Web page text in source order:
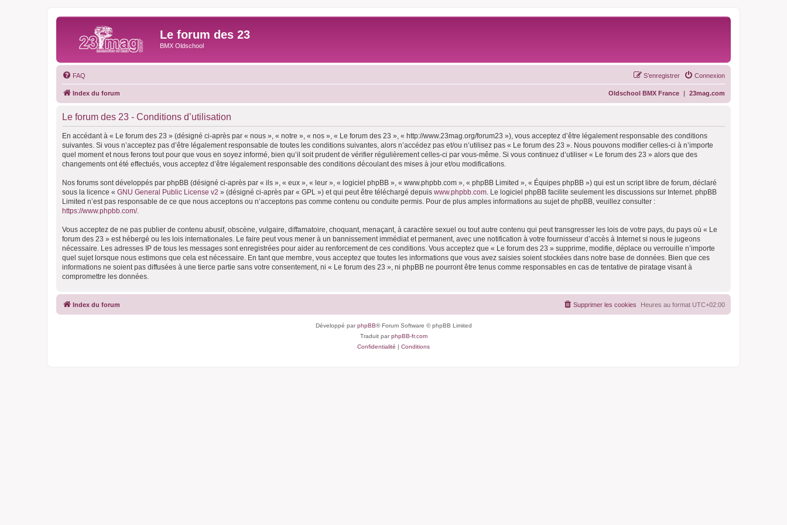
Le forum des 23
BMX Oldschool
FAQ Connexion
S’enregistrer
Index du forum 23mag.com
|
Oldschool BMX France
Le forum des 23 - Conditions d’utilisation
En accédant à « Le forum des 23 » (désigné ci-après par « nous », « notre », « nos », « Le forum des 23 », « http://www.23mag.org/forum23 »), vous acceptez d’être légalement responsable des conditions
suivantes. Si vous n’acceptez pas d’être légalement responsable de toutes les conditions suivantes, alors n’accédez pas et/ou n’utilisez pas « Le forum des 23 ». Nous pouvons modifier celles-ci à n’importe
quel moment et nous ferons tout pour que vous en soyez informé, bien qu’il soit prudent de vérifier régulièrement celles-ci par vous-même. Si vous continuez d’utiliser « Le forum des 23 » alors que des
changements ont été effectués, vous acceptez d’être légalement responsable des conditions découlant des mises à jour et/ou modifications.
Nos forums sont développés par phpBB (désigné ci-après par « ils », « eux », « leur », « logiciel phpBB », « www.phpbb.com », « phpBB Limited », « Équipes phpBB ») qui est un script libre de forum, déclaré
sous la licence « GNU General Public License v2 » (désigné ci-après par « GPL ») et qui peut être téléchargé depuis www.phpbb.com . Le logiciel phpBB facilite seulement les discussions sur Internet. phpBB
Limited n’est pas responsable de ce que nous acceptons ou n’acceptons pas comme contenu ou conduite permis. Pour de plus amples informations au sujet de phpBB, veuillez consulter :
https://www.phpbb.com/.
Vous acceptez de ne pas publier de contenu abusif, obscène, vulgaire, diffamatoire, choquant, menaçant, à caractère sexuel ou tout autre contenu qui peut transgresser les lois de votre pays, du pays où « Le
forum des 23 » est hébergé ou les lois internationales. Le faire peut vous mener à un bannissement immédiat et permanent, avec une notification à votre fournisseur d’accès à Internet si nous le jugeons
nécessaire. Les adresses IP de tous les messages sont enregistrées pour aider au renforcement de ces conditions. Vous acceptez que « Le forum des 23 » supprime, modifie, déplace ou verrouille n’importe
quel sujet lorsque nous estimons que cela est nécessaire. En tant que membre, vous acceptez que toutes les informations que vous avez saisies soient stockées dans notre base de données. Bien que ces
informations ne soient pas diffusées à une tierce partie sans votre consentement, ni « Le forum des 23 », ni phpBB ne pourront être tenus comme responsables en cas de tentative de piratage visant à
compromettre les données.
Index du forum Heures au format UTC+02:00
Supprimer les cookies
Développé parphpBB® Forum Software © phpBB Limited
Traduit parphpBB-fr.com
Confidentialité | Conditions